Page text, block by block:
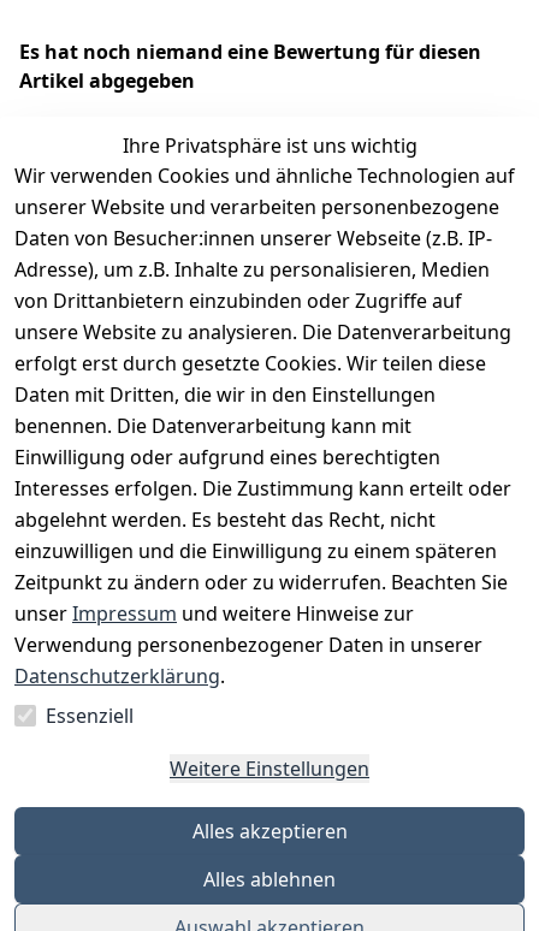
Es hat noch niemand eine Bewertung für diesen
Artikel abgegeben
EU-Verantwortliche Person - klicken Sie für Details
Ihre Privatsphäre ist uns wichtig
Wir verwenden Cookies und ähnliche Technologien auf
unserer Website und verarbeiten personenbezogene
Daten von Besucher:innen unserer Webseite (z.B. IP-
Adresse), um z.B. Inhalte zu personalisieren, Medien
von Drittanbietern einzubinden oder Zugriffe auf
unsere Website zu analysieren. Die Datenverarbeitung
erfolgt erst durch gesetzte Cookies. Wir teilen diese
Daten mit Dritten, die wir in den Einstellungen
benennen. Die Datenverarbeitung kann mit
Einwilligung oder aufgrund eines berechtigten
Interesses erfolgen. Die Zustimmung kann erteilt oder
abgelehnt werden. Es besteht das Recht, nicht
einzuwilligen und die Einwilligung zu einem späteren
Zeitpunkt zu ändern oder zu widerrufen. Beachten Sie
unserImpressum und weitere Hinweise zur
Verwendung personenbezogener Daten in unserer
Datenschutzerklärung.
Essenziell
Weitere Einstellungen
Alles akzeptieren
Alles ablehnen
Rechtliches
AGB
Impressum
Datenschutze
rklärung
Barrierefreihe
Services
Kontakt
Registrieren
Katalog
Zahlungsm
öglichkeite
n
Vorkasse
PayPal
Versanddie
nstleister
Post